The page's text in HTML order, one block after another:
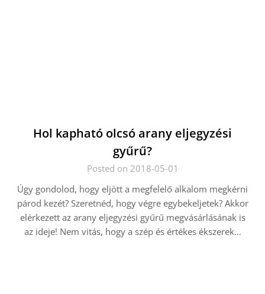
Hol kapható olcsó arany eljegyzési
gyűrű?
Posted on 2018-05-01
Úgy gondolod, hogy eljött a megfelelő alkalom megkérni
párod kezét? Szeretnéd, hogy végre egybekeljetek? Akkor
elérkezett az arany eljegyzési gyűrű megvásárlásának is
az ideje! Nem vitás, hogy a szép és értékes ékszerek…